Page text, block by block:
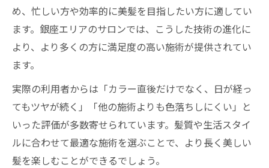
め、忙しい方や効率的に美髪を目指したい方に適してい
ます。銀座エリアのサロンでは、こうした技術の進化に
より、より多くの方に満足度の高い施術が提供されてい
ます。
実際の利用者からは「カラー直後だけでなく、日が経っ
てもツヤが続く」「他の施術よりも色落ちしにくい」と
いった評価が多数寄せられています。髪質や生活スタイ
ルに合わせて最適な施術を選ぶことで、より長く美しい
髪を楽しむことができるでしょう。